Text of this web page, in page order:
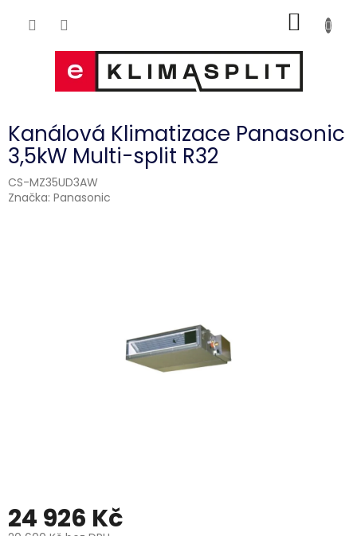
KOŠÍK
Kanálová Klimatizace Panasonic
3,5kW Multi-split R32
CS-MZ35UD3AW
Značka: Panasonic
24 926 Kč